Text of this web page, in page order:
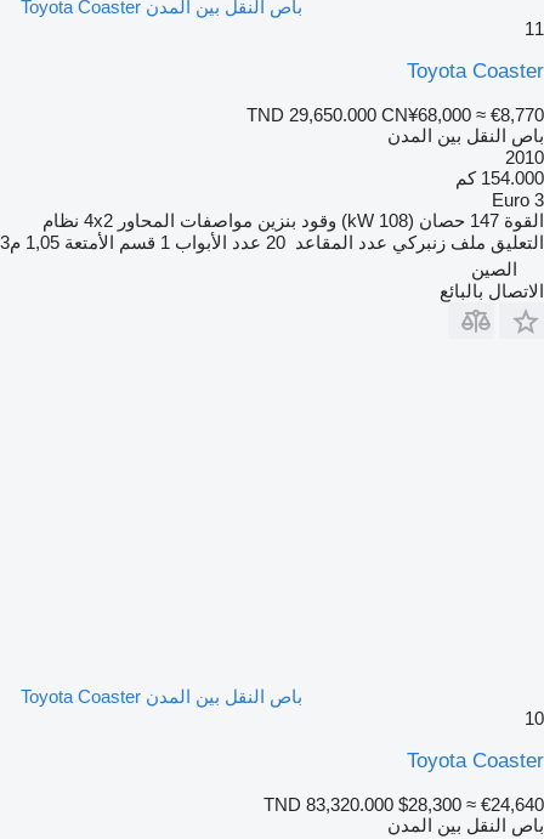
باص النقل بين المدن Toyota Coaster
11
Toyota Coaster
TND 29,650.000 CN¥68,000 ≈ €8,770
باص النقل بين المدن
2010
154.000 كم
Euro 3
القوة 147 حصان (108 kW) وقود بنزين مواصفات المحاور 4x2 نظام
التعليق ملف زنبركي عدد المقاعد 20 عدد الأبواب 1 قسم الأمتعة 1,05 م3
الصين
الاتصال بالبائع
باص النقل بين المدن Toyota Coaster
10
Toyota Coaster
TND 83,320.000 $28,300 ≈ €24,640
باص النقل بين المدن